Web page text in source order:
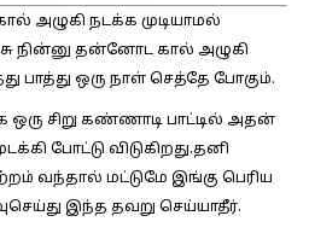
அழுகி நடக்க முடியாமல்
நின்னு தன்னோட கால் அழுகி
ஒரு நாள் செத்தே போகும்.
சிறு கண்ணாடி பாட்டில் அதன்
போட்டு விடுகிறது.தனி
வந்தால் மட்டுமே இங்கு பெரிய
இந்த தவறு செய்யாதீர்.